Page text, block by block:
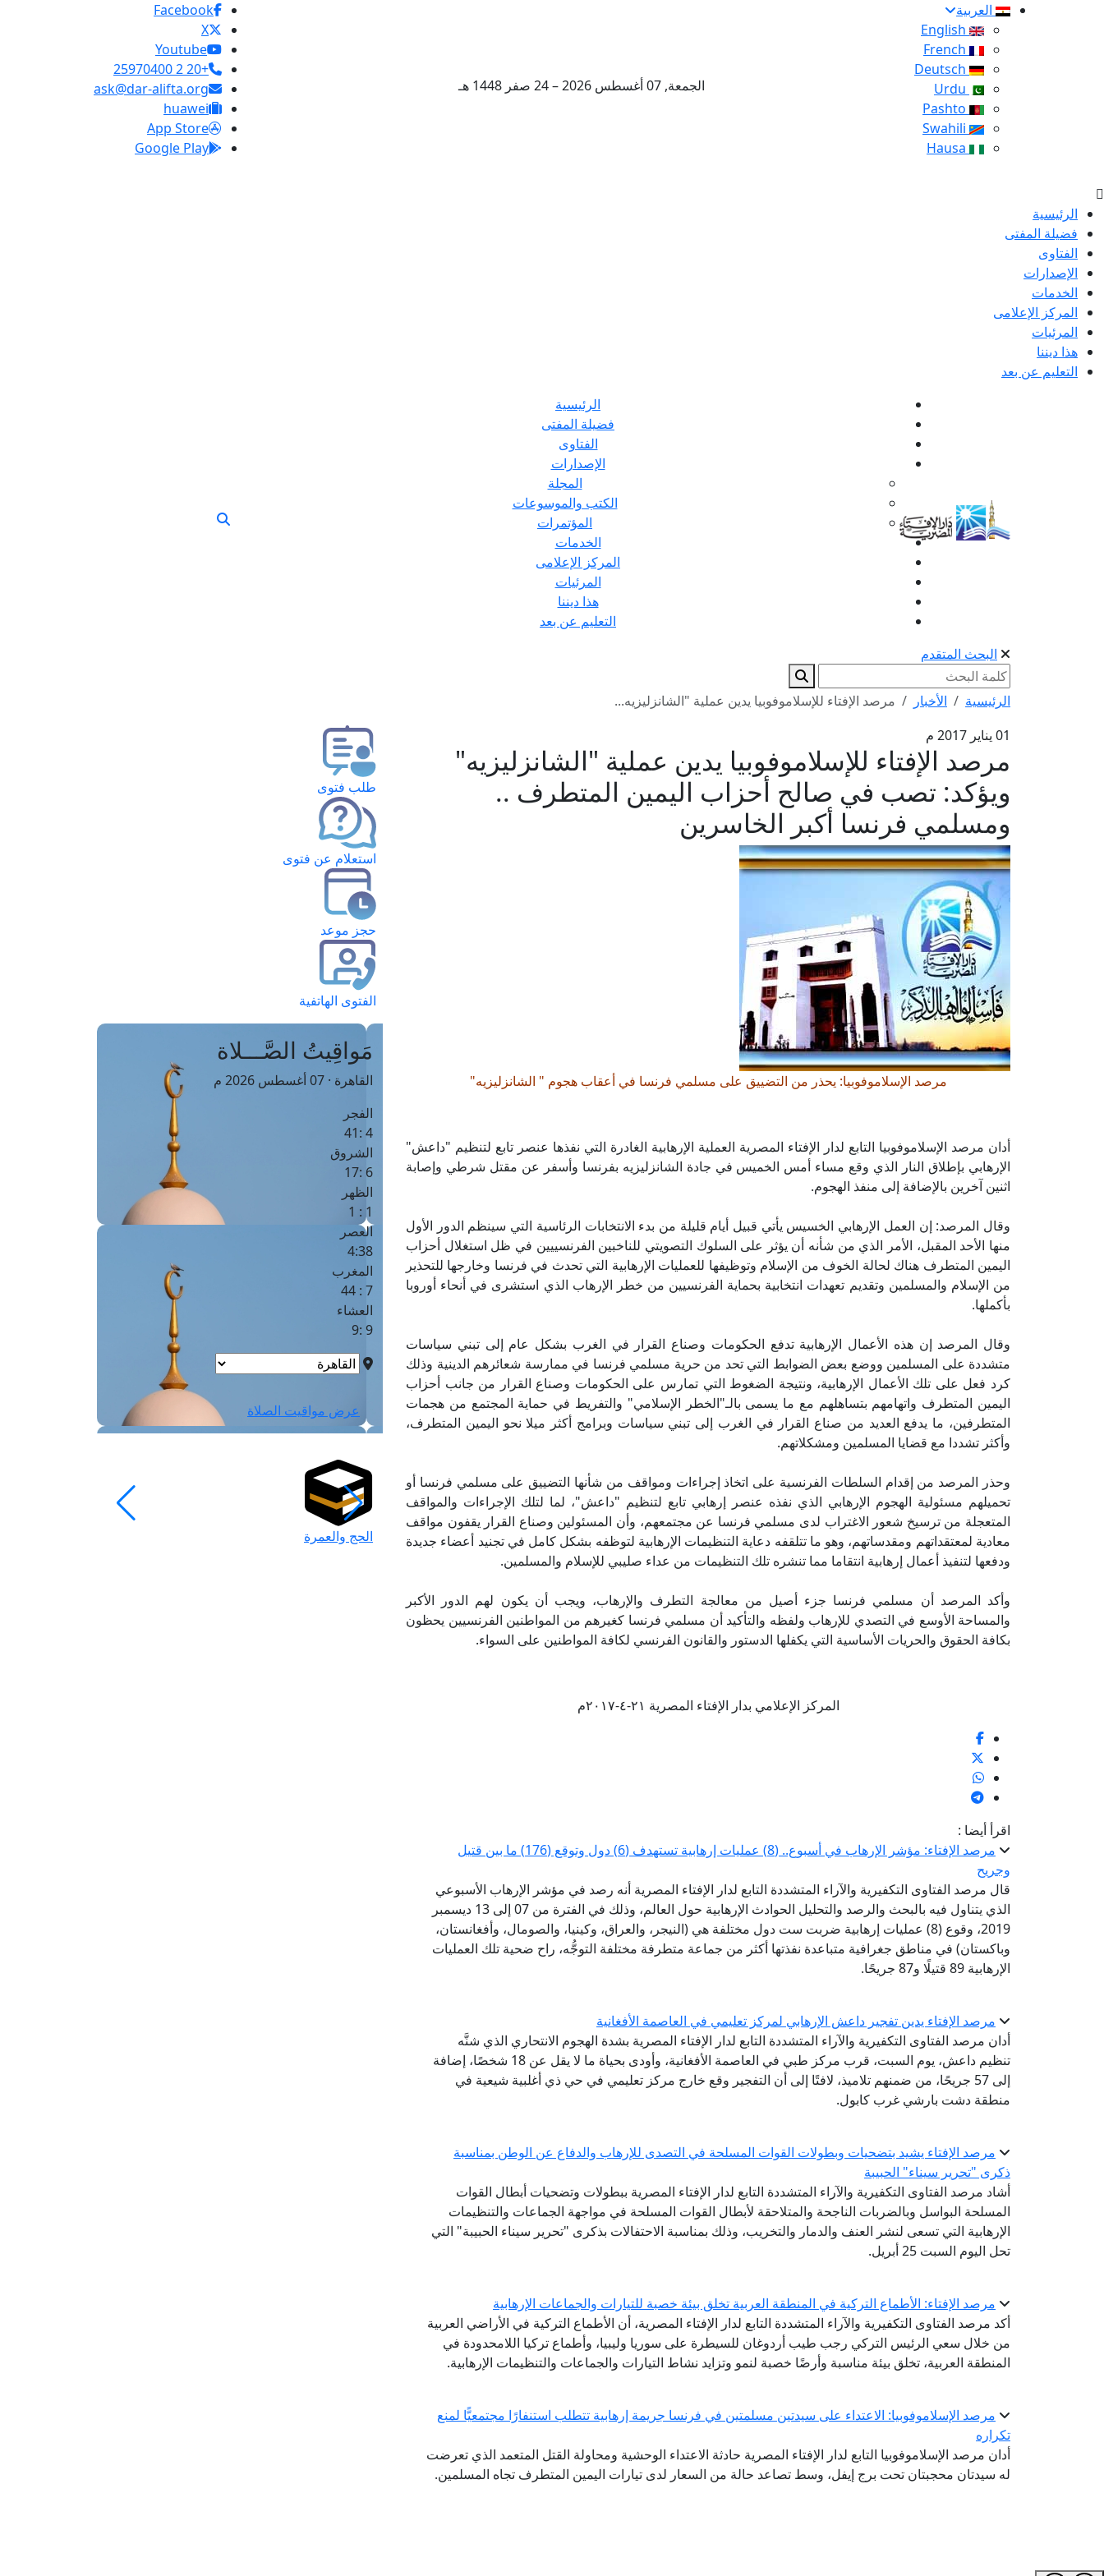
العربية
الجمعة, 07 أغسطس 2026 – 24 صفر 1448 هـ
Facebook
X
Youtube
+20 2 25970400
ask@dar-alifta.org
huawei
App Store
Google Play
الرئيسية
فضيلة المفتى
الفتاوى
الإصدارات
الخدمات
المركز الإعلامى
المرئيات
هذا ديننا
التعليم عن بعد
الرئيسية
فضيلة المفتى
الفتاوى
الإصدارات
المجلة
الكتب والموسوعات
المؤتمرات
الخدمات
المركز الإعلامى
المرئيات
هذا ديننا
التعليم عن بعد
البحث المتقدم
الرئيسية الأخبار
مرصد الإفتاء للإسلاموفوبيا يدين عملية "الشانزليزيه...
01 يناير 2017 م
مرصد الإفتاء للإسلاموفوبيا يدين عملية "الشانزليزيه"
ويؤكد: تصب في صالح أحزاب اليمين المتطرف ..
ومسلمي فرنسا أكبر الخاسرين
مرصد الإسلاموفوبيا: يحذر من التضييق على مسلمي فرنسا في أعقاب هجوم " الشانزليزيه"
أدان مرصد الإسلاموفوبيا التابع لدار الإفتاء المصرية العملية الإرهابية الغادرة التي نفذها عنصر تابع لتنظيم "داعش"
الإرهابي بإطلاق النار الذي وقع مساء أمس الخميس في جادة الشانزليزيه بفرنسا وأسفر عن مقتل شرطي وإصابة
اثنين آخرين بالإضافة إلى منفذ الهجوم.
وقال المرصد: إن العمل الإرهابي الخسيس يأتي قبيل أيام قليلة من بدء الانتخابات الرئاسية التي سينظم الدور الأول
منها الأحد المقبل، الأمر الذي من شأنه أن يؤثر على السلوك التصويتي للناخبين الفرنسييين في ظل استغلال أحزاب
اليمين المتطرف هناك لحالة الخوف من الإسلام وتوظيفها للعمليات الإرهابية التي تحدث في فرنسا وخارجها للتحذير
من الإسلام والمسلمين وتقديم تعهدات انتخابية بحماية الفرنسيين من خطر الإرهاب الذي استشرى في أنحاء أوروبا
بأكملها.
وقال المرصد إن هذه الأعمال الإرهابية تدفع الحكومات وصناع القرار في الغرب بشكل عام إلى تبني سياسات
متشددة على المسلمين ووضع بعض الضوابط التي تحد من حرية مسلمي فرنسا في ممارسة شعائرهم الدينية وذلك
كرد فعل على تلك الأعمال الإرهابية، ونتيجة الضغوط التي تمارس على الحكومات وصناع القرار من جانب أحزاب
اليمين المتطرف واتهامهم بتساهلهم مع ما يسمى بالـ"الخطر الإسلامي" والتفريط في حماية المجتمع من هجمات
المتطرفين، ما يدفع العديد من صناع القرار في الغرب إلى تبني سياسات وبرامج أكثر ميلا نحو اليمين المتطرف،
وأكثر تشددا مع قضايا المسلمين ومشكلاتهم.
وحذر المرصد من إقدام السلطات الفرنسية على اتخاذ إجراءات ومواقف من شأنها التضييق على مسلمي فرنسا أو
تحميلهم مسئولية الهجوم الإرهابي الذي نفذه عنصر إرهابي تابع لتنظيم "داعش"، لما لتلك الإجراءات والمواقف
المتعجلة من ترسيخ شعور الاغتراب لدى مسلمي فرنسا عن مجتمعهم، وأن المسئولين وصناع القرار يقفون مواقف
معادية لمعتقداتهم ومقدساتهم، وهو ما تتلقفه دعاية التنظيمات الإرهابية لتوظفه بشكل كامل في تجنيد أعضاء جديدة
ودفعها لتنفيذ أعمال إرهابية انتقاما مما تنشره تلك التنظيمات من عداء صليبي للإسلام والمسلمين.
وأكد المرصد أن مسلمي فرنسا جزء أصيل من معالجة التطرف والإرهاب، ويجب أن يكون لهم الدور الأكبر
والمساحة الأوسع في التصدي للإرهاب ولفظه والتأكيد أن مسلمي فرنسا كغيرهم من المواطنين الفرنسيين يحظون
بكافة الحقوق والحريات الأساسية التي يكفلها الدستور والقانون الفرنسي لكافة المواطنين على السواء.
المركز الإعلامي بدار الإفتاء المصرية ٢١-٤-٢٠١٧م
اقرأ أيضا :
مرصد الإفتاء: مؤشر الإرهاب في أسبوع.. (8) عمليات إرهابية تستهدف (6) دول وتوقع (176) ما بين قتيل
وجريح
قال مرصد الفتاوى التكفيرية والآراء المتشددة التابع لدار الإفتاء المصرية أنه رصد في مؤشر الإرهاب الأسبوعي
الذي يتناول فيه بالبحث والرصد والتحليل الحوادث الإرهابية حول العالم، وذلك في الفترة من 07 إلى 13 ديسمبر
2019، وقوع (8) عمليات إرهابية ضربت ست دول مختلفة هي (النيجر، والعراق، وكينيا، والصومال، وأفغانستان،
وباكستان) في مناطق جغرافية متباعدة نفذتها أكثر من جماعة متطرفة مختلفة التوجُّه، راح ضحية تلك العمليات
الإرهابية 89 قتيلًا و87 جريحًا.
مرصد الإفتاء يدين تفجير داعش الإرهابي لمركز تعليمي في العاصمة الأفغانية
أدان مرصد الفتاوى التكفيرية والآراء المتشددة التابع لدار الإفتاء المصرية بشدة الهجوم الانتحاري الذي شنَّه
تنظيم داعش، يوم السبت، قرب مركز طبي في العاصمة الأفغانية، وأودى بحياة ما لا يقل عن 18 شخصًا، إضافة
إلى 57 جريحًا، من ضمنهم تلاميذ، لافتًا إلى أن التفجير وقع خارج مركز تعليمي في حي ذي أغلبية شيعية في
منطقة دشت بارشي غرب كابول.
مرصد الإفتاء يشيد بتضحيات وبطولات القوات المسلحة في التصدى للإرهاب والدفاع عن الوطن بمناسبة
ذكرى "تحرير سيناء" الحبيبة
أشاد مرصد الفتاوى التكفيرية والآراء المتشددة التابع لدار الإفتاء المصرية ببطولات وتضحيات أبطال القوات
المسلحة البواسل وبالضربات الناجحة والمتلاحقة لأبطال القوات المسلحة في مواجهة الجماعات والتنظيمات
الإرهابية التي تسعى لنشر العنف والدمار والتخريب، وذلك بمناسبة الاحتفالات بذكرى "تحرير سيناء الحبيبة" التي
تحل اليوم السبت 25 أبريل.
مرصد الإفتاء: الأطماع التركية في المنطقة العربية تخلق بيئة خصبة للتيارات والجماعات الإرهابية
أكد مرصد الفتاوى التكفيرية والآراء المتشددة التابع لدار الإفتاء المصرية، أن الأطماع التركية في الأراضي العربية
من خلال سعي الرئيس التركي رجب طيب أردوغان للسيطرة على سوريا وليبيا، وأطماع تركيا اللامحدودة في
المنطقة العربية، تخلق بيئة مناسبة وأرضًا خصبة لنمو وتزايد نشاط التيارات والجماعات والتنظيمات الإرهابية.
مرصد الإسلاموفوبيا: الاعتداء على سيدتين مسلمتين في فرنسا جريمة إرهابية تتطلب استنفارًا مجتمعيًّا لمنع
تكراره
أدان مرصد الإسلاموفوبيا التابع لدار الإفتاء المصرية حادثة الاعتداء الوحشية ومحاولة القتل المتعمد الذي تعرضت
له سيدتان محجبتان تحت برج إيفل، وسط تصاعد حالة من السعار لدى تيارات اليمين المتطرف تجاه المسلمين.
طلب فتوى
استعلام عن فتوى
حجز موعد
الفتوى الهاتفية
مَواقِيتُ الصَّـــلاة
القاهرة · 07 أغسطس 2026 م
الفجر
4 :41
الشروق
6 :17
الظهر
1 : 1
العصر
4:38
المغرب
7 : 44
العشاء
9 :9
عرض مواقيت الصلاة
الحج والعمرة